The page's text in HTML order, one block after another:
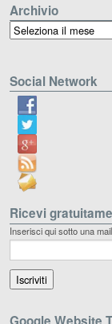
Archivio
Archivio
Social Network
Ricevi
Inserisci qui sotto una
Google Website